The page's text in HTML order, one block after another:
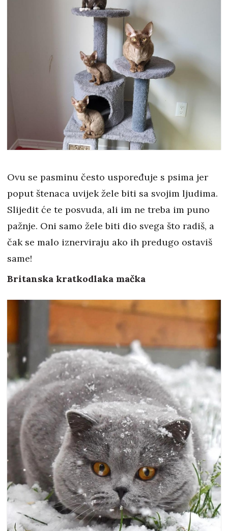
Ovu se pasminu često uspoređuje s psima jer
poput štenaca uvijek žele biti sa svojim ljudima.
Slijedit će te posvuda, ali im ne treba im puno
pažnje. Oni samo žele biti dio svega što radiš, a
čak se malo iznerviraju ako ih predugo ostaviš
same!
Britanska kratkodlaka mačka